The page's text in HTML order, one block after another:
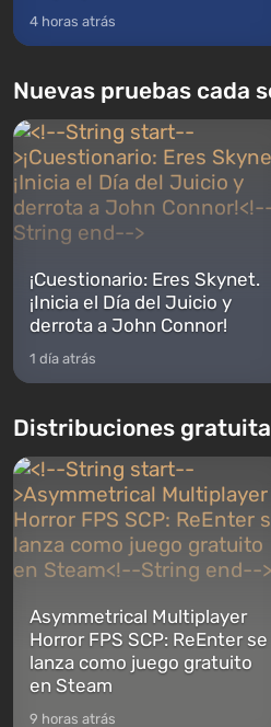
4 horas atrás
Nuevas pruebas cada
¡Cuestionario: Eres Skynet.
¡Inicia el Día del Juicio y
derrota a John Connor!
1 día atrás
Distribuciones
Asymmetrical Multiplayer
Horror FPS SCP: ReEnter se
lanza como juego gratuito
en Steam
9 horas atrás